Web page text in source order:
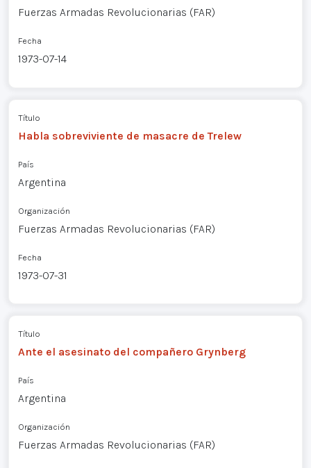
Fuerzas Armadas Revolucionarias (FAR)
Fecha
1973-07-14
Título
Habla sobreviviente de masacre de Trelew
País
Argentina
Organización
Fuerzas Armadas Revolucionarias (FAR)
Fecha
1973-07-31
Título
Ante el asesinato del compañero Grynberg
País
Argentina
Organización
Fuerzas Armadas Revolucionarias (FAR)